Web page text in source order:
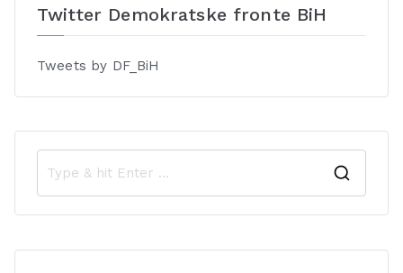
Twitter Demokratske fronte BiH
Tweets by DF_BiH